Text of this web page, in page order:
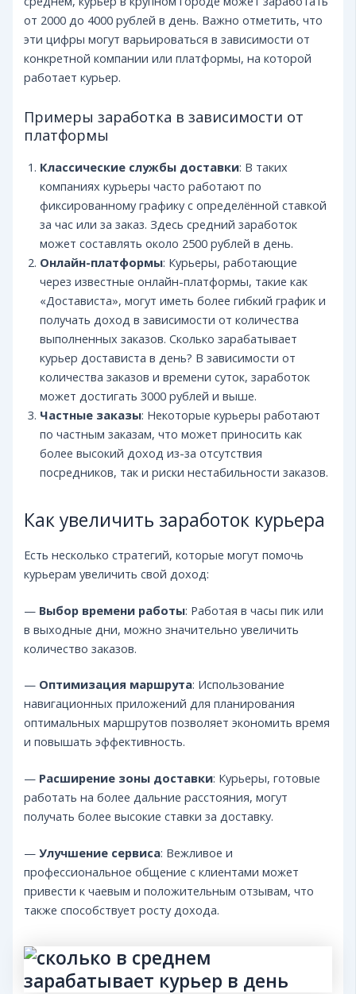
от 2000 до 4000 рублей в день. Важно отметить, что
эти цифры могут варьироваться в зависимости от
конкретной компании или платформы, на которой
работает курьер.
Примеры заработка в зависимости от
платформы
Классические службы доставки: В таких
компаниях курьеры часто работают по
фиксированному графику с определённой ставкой
за час или за заказ. Здесь средний заработок
может составлять около 2500 рублей в день.
Онлайн-платформы: Курьеры, работающие
через известные онлайн-платформы, такие как
«Достависта», могут иметь более гибкий график и
получать доход в зависимости от количества
выполненных заказов. Сколько зарабатывает
курьер достависта в день? В зависимости от
количества заказов и времени суток, заработок
может достигать 3000 рублей и выше.
Частные заказы: Некоторые курьеры работают
по частным заказам, что может приносить как
более высокий доход из-за отсутствия
посредников, так и риски нестабильности заказов.
Как увеличить заработок курьера
Есть несколько стратегий, которые могут помочь
курьерам увеличить свой доход:
— Выбор времени работы: Работая в часы пик или
в выходные дни, можно значительно увеличить
количество заказов.
— Оптимизация маршрута: Использование
навигационных приложений для планирования
оптимальных маршрутов позволяет экономить время
и повышать эффективность.
— Расширение зоны доставки: Курьеры, готовые
работать на более дальние расстояния, могут
получать более высокие ставки за доставку.
—Улучшение сервиса: Вежливое и
профессиональное общение с клиентами может
привести к чаевым и положительным отзывам, что
также способствует росту дохода.